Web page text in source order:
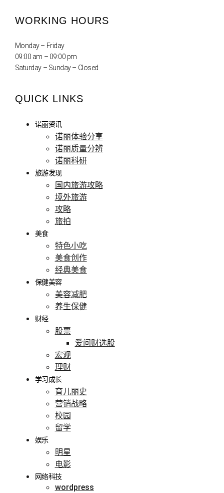
WORKING HOURS
Monday – Friday
09:00 am – 09:00 pm
Saturday – Sunday – Closed
QUICK LINKS
诺丽资讯
诺丽体验分享
诺丽质量分辨
诺丽科研
旅游发现
国内旅游攻略
境外旅游
攻略
旅拍
美食
特色小吃
美食创作
经典美食
保健美容
美容减肥
养生保健
财经
股票
爱问财选股
宏观
理财
学习成长
育儿丽史
营销战略
校园
留学
娱乐
明星
电影
网络科技
wordpress